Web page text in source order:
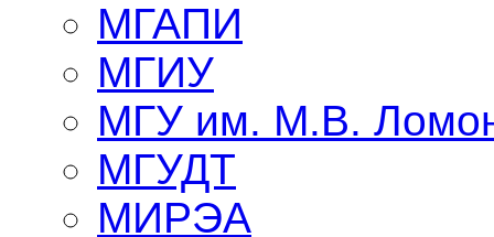
МГАПИ
МГИУ
МГУ им. М.В.
МГУДТ
МИРЭА